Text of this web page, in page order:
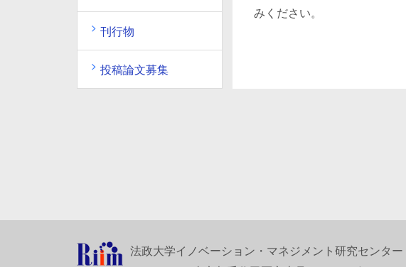
みください。
刊行物
投稿論文募集
法政大学イノベーション・マネジメント研究センター